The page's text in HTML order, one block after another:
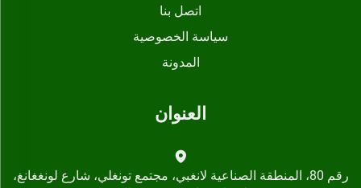
اتصل بنا
سياسة الخصوصية
المدونة
العنوان
رقم 80، المنطقة الصناعية لانغبي، مجتمع تونغلي، شارع لونغغانغ،